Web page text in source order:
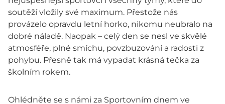
soutěží vložily své maximum. Přestože nás
provázelo opravdu letní horko, nikomu neubralo na
dobré náladě. Naopak – celý den se nesl ve skvělé
atmosféře, plné smíchu, povzbuzování a radosti z
pohybu. Přesně tak má vypadat krásná tečka za
školním rokem.
Ohlédněte se s námi za Sportovním dnem ve